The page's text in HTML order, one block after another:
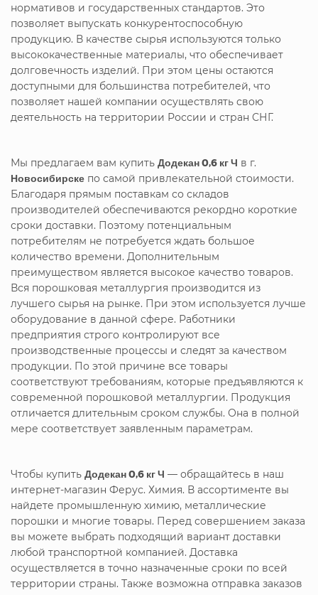
нормативов и государственных стандартов. Это
позволяет выпускать конкурентоспособную
продукцию. В качестве сырья используются только
высококачественные материалы, что обеспечивает
долговечность изделий. При этом цены остаются
доступными для большинства потребителей, что
позволяет нашей компании осуществлять свою
деятельность на территории России и стран СНГ.
Мы предлагаем вам купить Додекан 0,6 кг Ч в г.
Новосибирске по самой привлекательной стоимости.
Благодаря прямым поставкам со складов
производителей обеспечиваются рекордно короткие
сроки доставки. Поэтому потенциальным
потребителям не потребуется ждать большое
количество времени. Дополнительным
преимуществом является высокое качество товаров.
Вся порошковая металлургия производится из
лучшего сырья на рынке. При этом используется лучше
оборудование в данной сфере. Работники
предприятия строго контролируют все
производственные процессы и следят за качеством
продукции. По этой причине все товары
соответствуют требованиям, которые предъявляются к
современной порошковой металлургии. Продукция
отличается длительным сроком службы. Она в полной
мере соответствует заявленным параметрам.
Чтобы купить Додекан 0,6 кг Ч — обращайтесь в наш
интернет-магазин Ферус. Химия. В ассортименте вы
найдете промышленную химию, металлические
порошки и многие товары. Перед совершением заказа
вы можете выбрать подходящий вариант доставки
любой транспортной компанией. Доставка
осуществляется в точно назначенные сроки по всей
территории страны. Также возможна отправка заказов